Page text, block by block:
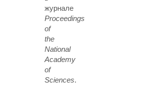
журнале
Proceedings
of
the
National
Academy
of
Sciences.